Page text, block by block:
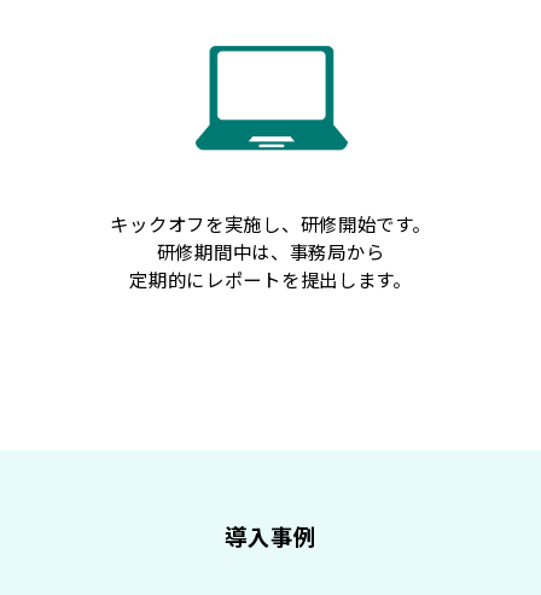
キックオフを実施し、研修開始です。
研修期間中は、事務局から
定期的にレポートを提出します。
導入事例